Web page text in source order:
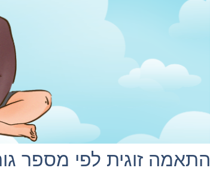
התאמה זוגית לפי מספר